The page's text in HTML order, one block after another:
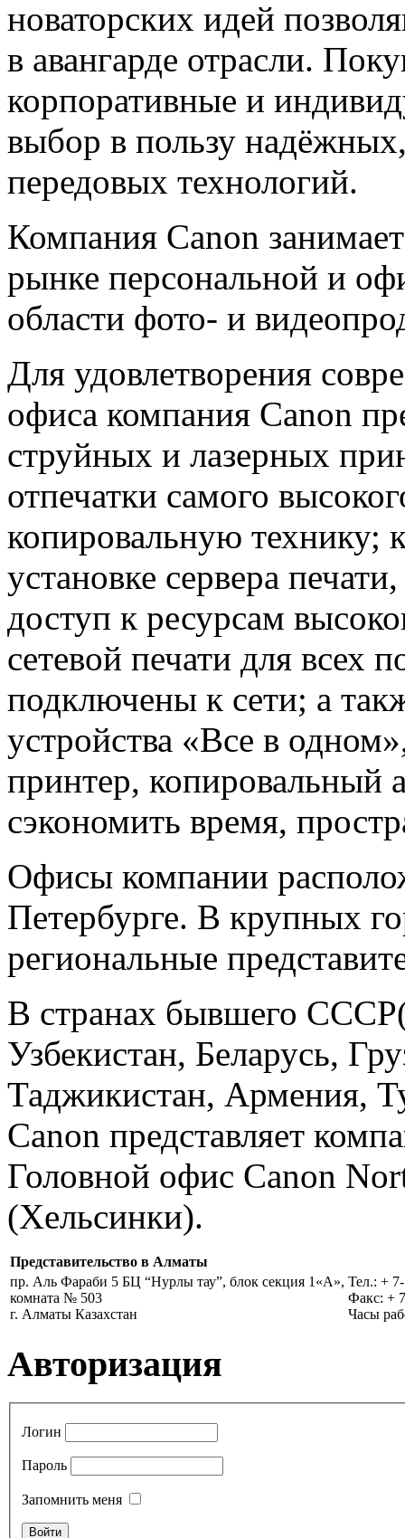
новаторских идей
в авангарде отрасли.
корпоративные и
выбор в пользу
передовых технологий.
Компания Canon
рынке персональной и
области фото- и
Для удовлетворения
офиса компания Canon
струйных и лазерных
отпечатки самого
копировальную технику;
установке сервера
доступ к ресурсам
сетевой печати для всех
подключены к сети; а
устройства «Все в
принтер, копировальный
сэкономить время,
Офисы компании
Петербурге. В крупных
региональные
В странах бывшего
Узбекистан, Беларусь,
Таджикистан, Армения,
Canon представляет
Головной офис Canon
(Хельсинки).
Представительство в Алматы
пр. Аль Фараби 5 БЦ “Нурлы тау”, блок секция 1«А»,
комната № 503
г. Алматы Казахстан
Тел.: +
Факс: +
Часы
Авторизация
Логин
Пароль
Запомнить меня